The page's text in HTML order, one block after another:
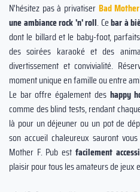
N'hésitez pas à privatiser Bad
une ambiance rock 'n' roll. Cebar à
dont le billard et le baby-foot,
des soirées karaoké et des
divertissement et convivialité.
moment unique en famille ou entre
Le bar offre également des happy
comme des blind tests, rendant
là pour un déjeuner ou un pot de
son accueil chaleureux sauront
Mother F. Pub est facilement
plaisir pour tous les amateurs de jeux